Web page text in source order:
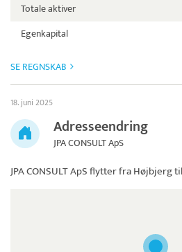
Totale aktiver
Egenkapital
SE REGNSKAB
18. juni 2025
Adresseendring
JPA CONSULT ApS
JPA CONSULT ApSflytter fra Højbjerg